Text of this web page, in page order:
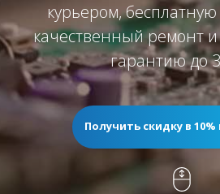
курьером, бесплатную
качественный ремонт
гарантию до
Получить скидку в